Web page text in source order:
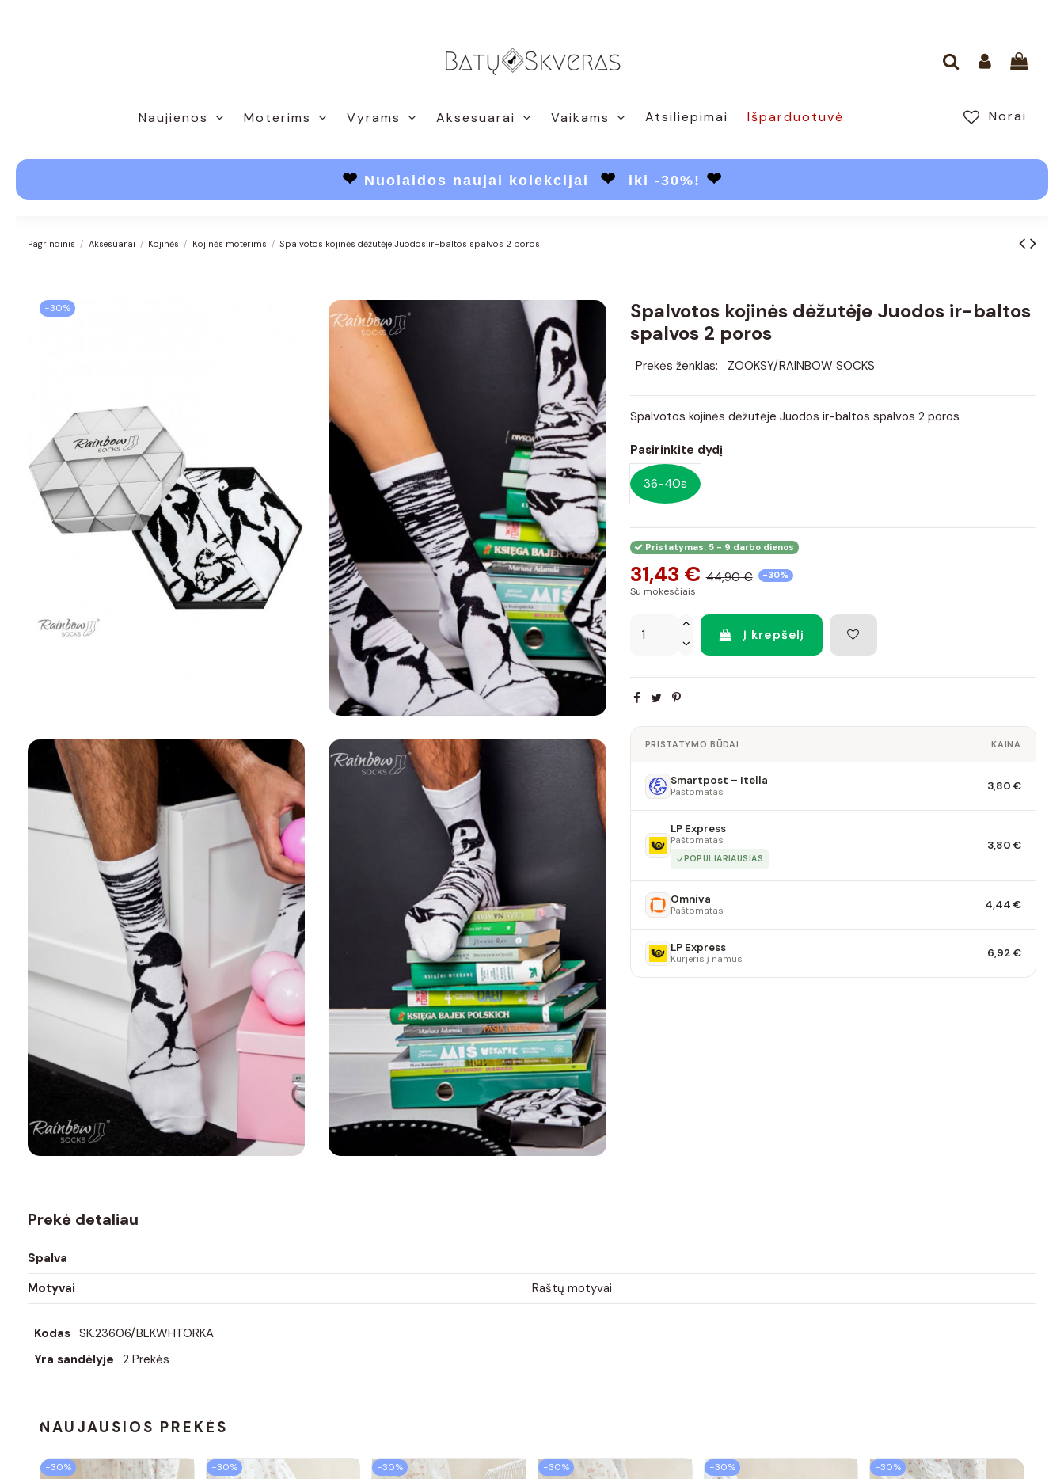
Naujienos Moterims Vyrams Aksesuarai Vaikams Atsiliepimai Norai
Išparduotuvė
❤ Nuolaidos naujai kolekcijai ❤ iki -30%! ❤
Pagrindinis Aksesuarai Kojinės Kojinės moterims Spalvotos kojinės dėžutėje Juodos ir-baltos spalvos 2 poros
−30%
Spalvotos kojinės dėžutėje Juodos ir-baltos
spalvos 2 poros
Prekės ženklas: ZOOKSY/RAINBOW SOCKS
Spalvotos kojinės dėžutėje Juodos ir-baltos spalvos 2 poros
Pasirinkite dydį
36-40s
Pristatymas: 5 - 9 darbo dienos
31,43 € 44,90 € -30%
Su mokesčiais
Į krepšelį
PRISTATYMO BŪDAI KAINA
Smartpost – Itella
Paštomatas 3,80 €
LP Express
Paštomatas
POPULIARIAUSIAS
3,80 €
Omniva
Paštomatas 4,44 €
LP Express
Kurjeris į namus 6,92 €
Prekė detaliau
Spalva
Motyvai
Raštų motyvai
Kodas SK.23606/BLKWHTORKA
Yra sandėlyje 2 Prekės
NAUJAUSIOS PREKĖS
−30%
−30%
−30%
−30%
−30%
−30%